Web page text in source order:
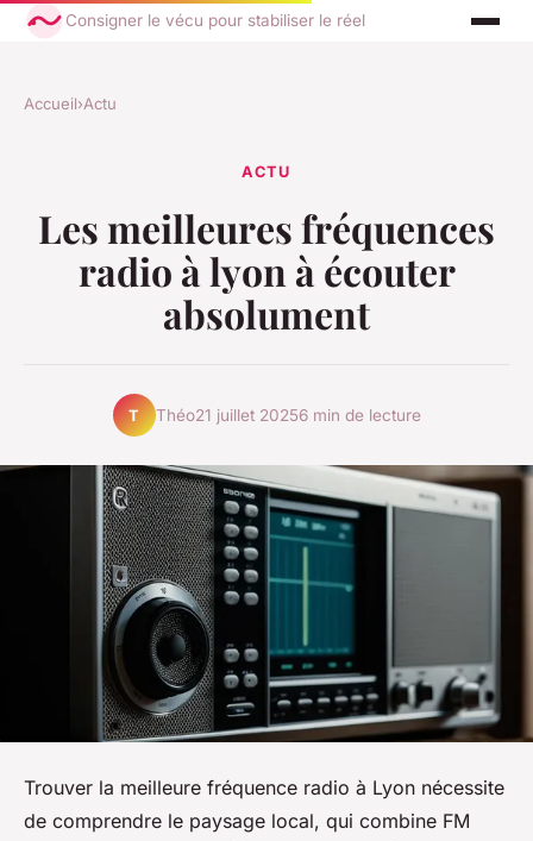
Consigner le vécu pour stabiliser le réel
Accueil›Actu
ACTU
Les meilleures fréquences
radio à lyon à écouter
absolument
T Théo21 juillet 20256 min de lecture
Trouver la meilleure fréquence radio à Lyon nécessite
de comprendre le paysage local, qui combine FM